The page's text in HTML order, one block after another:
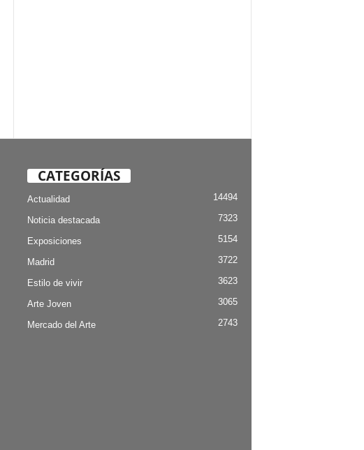
CATEGORÍAS
Actualidad 14494
Noticia destacada 7323
Exposiciones 5154
Madrid 3722
Estilo de vivir 3623
Arte Joven 3065
Mercado del Arte 2743